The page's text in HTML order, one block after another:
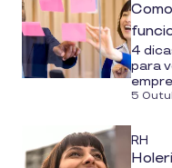
4
para
5
RH